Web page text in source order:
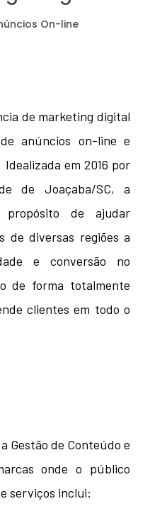
On-line
de marketing digital
anúncios on-line e
em 2016 por
de Joaçaba/SC, a
de ajudar
de diversas regiões a
e conversão no
de forma totalmente
clientes em todo o
Gestão de Conteúdo e
onde o público
serviços inclui: